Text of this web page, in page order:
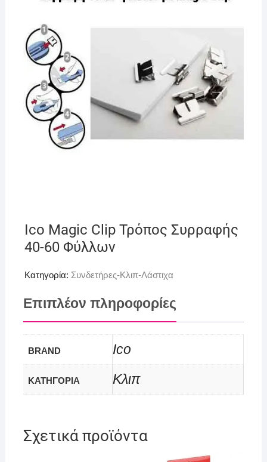
Ico Magic Clip Τρόπος Συρραφής
40-60 Φύλλων
Κατηγορία: Συνδετήρες-Κλιπ-Λάστιχα
Επιπλέον πληροφορίες
BRAND Ico
ΚΑΤΗΓΟΡΙΑ Κλιπ
Σχετικά προϊόντα